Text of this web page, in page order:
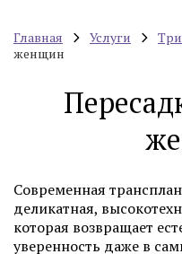
Главная Услуги
женщин
Современная
деликатная,
которая возвращает
уверенность даже в